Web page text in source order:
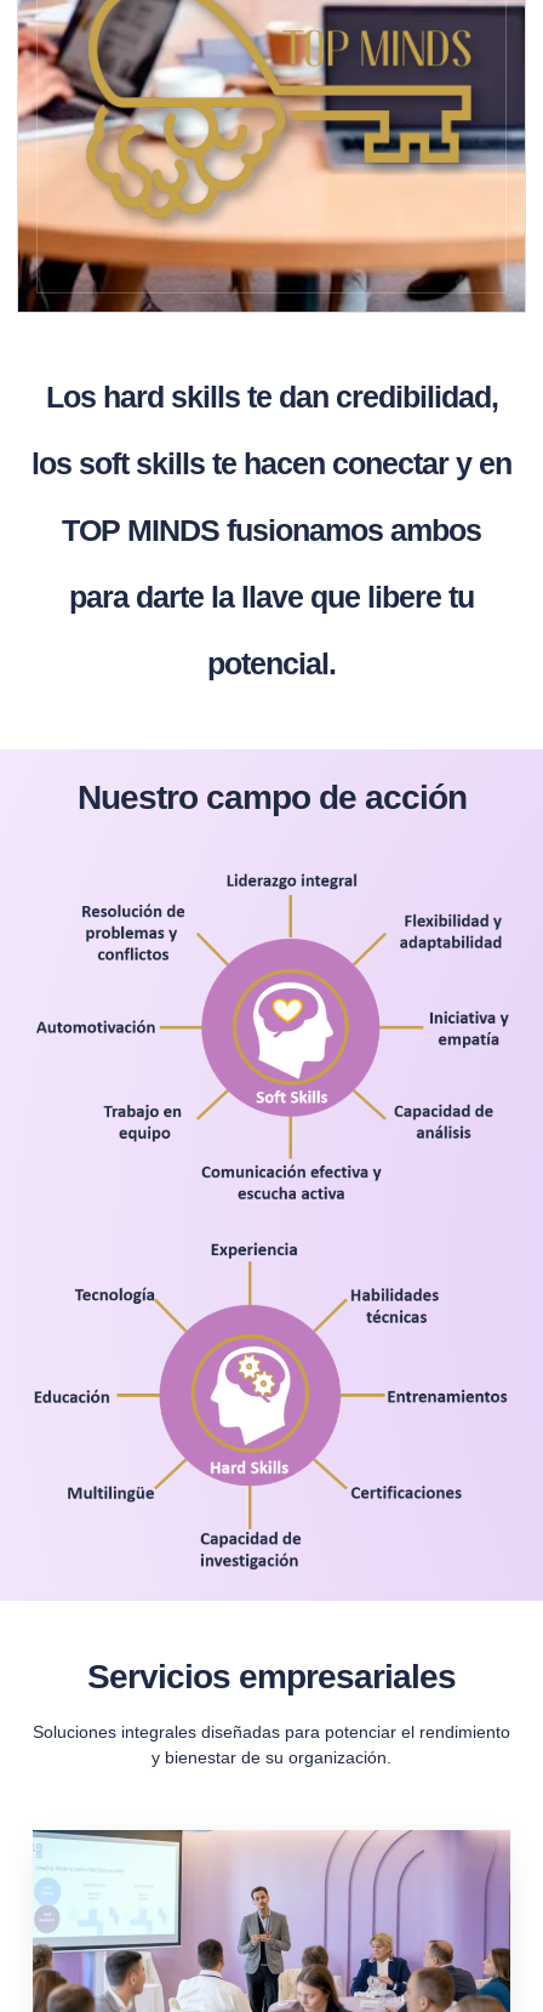
Los hard skills te dan credibilidad,
los soft skills te hacen conectar y en
TOP MINDS fusionamos ambos
para darte la llave que libere tu
potencial.
Nuestro campo de acción
Servicios empresariales
Soluciones integrales diseñadas para potenciar el rendimiento
y bienestar de su organización.